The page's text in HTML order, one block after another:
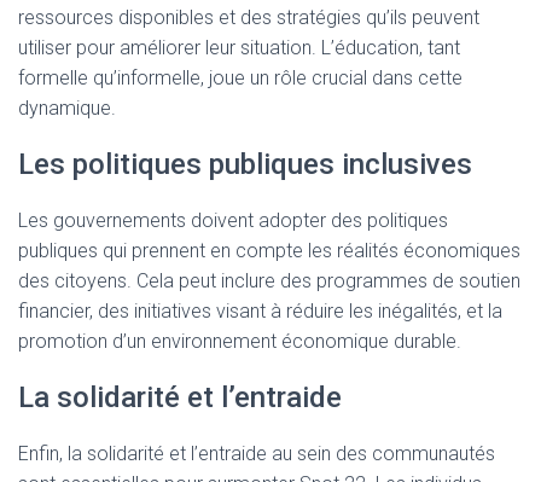
ressources disponibles et des stratégies qu’ils peuvent
utiliser pour améliorer leur situation. L’éducation, tant
formelle qu’informelle, joue un rôle crucial dans cette
dynamique.
Les politiques publiques inclusives
Les gouvernements doivent adopter des politiques
publiques qui prennent en compte les réalités économiques
des citoyens. Cela peut inclure des programmes de soutien
financier, des initiatives visant à réduire les inégalités, et la
promotion d’un environnement économique durable.
La solidarité et l’entraide
Enfin, la solidarité et l’entraide au sein des communautés